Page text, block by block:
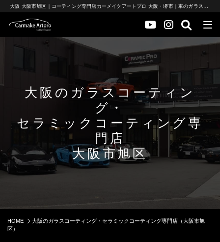
大阪のガラスコーティン
グ・
セラミックコーティング専
門店
大阪市旭区
HOME
大阪のガラスコーティング・セラミックコーティング専門店（大阪市旭
区）